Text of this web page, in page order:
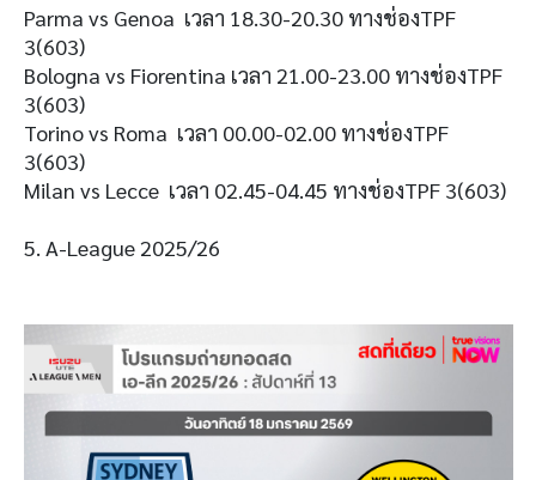
Parma vs Genoa เวลา 18.30-20.30 ทางช่องTPF
3(603)
Bologna vs Fiorentina เวลา 21.00-23.00 ทางช่องTPF
3(603)
Torino vs Roma เวลา 00.00-02.00 ทางช่องTPF
3(603)
Milan vs Lecce เวลา 02.45-04.45 ทางช่องTPF 3(603)
5. A-League 2025/26